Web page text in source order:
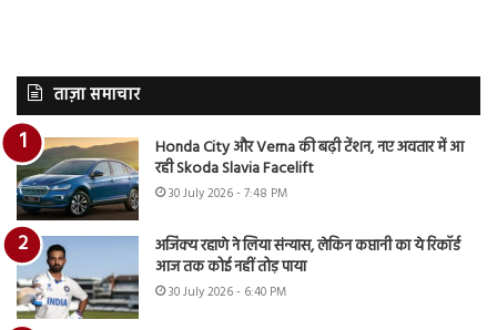
ताज़ा समाचार
Honda City और Verna की बढ़ी टेंशन, नए अवतार में आ
रही Skoda Slavia Facelift
30 July 2026 - 7:48 PM
अजिंक्य रहाणे ने लिया संन्यास, लेकिन कप्तानी का ये रिकॉर्ड
आज तक कोई नहीं तोड़ पाया
30 July 2026 - 6:40 PM